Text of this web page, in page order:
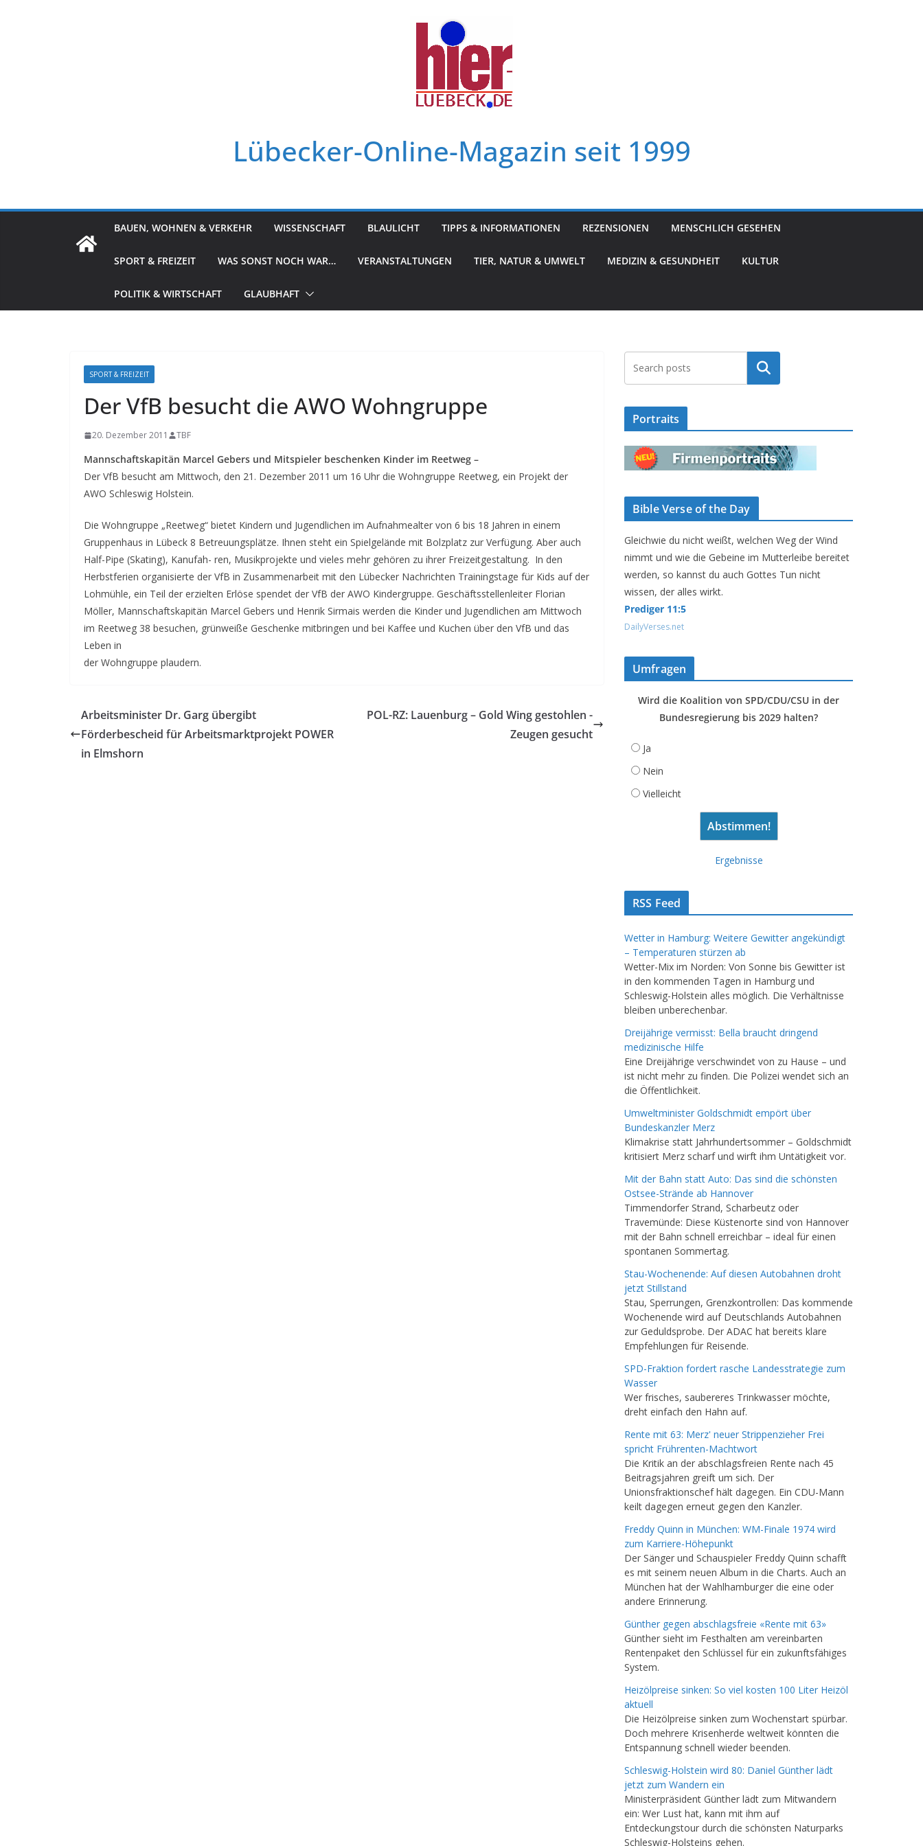
Lübecker-Online-Magazin seit 1999
BAUEN, WOHNEN & VERKEHR WISSENSCHAFT BLAULICHT TIPPS & INFORMATIONEN REZENSIONEN MENSCHLICH GESEHEN
SPORT & FREIZEIT WAS SONST NOCH WAR… VERANSTALTUNGEN TIER, NATUR & UMWELT MEDIZIN & GESUNDHEIT KULTUR
POLITIK & WIRTSCHAFT GLAUBHAFT
SPORT & FREIZEIT
Der VfB besucht die AWO Wohngruppe
20. Dezember 2011 TBF
Mannschaftskapitän Marcel Gebers und Mitspieler beschenken Kinder im Reetweg –
Der VfB besucht am Mittwoch, den 21. Dezember 2011 um 16 Uhr die Wohngruppe Reetweg, ein Projekt der
AWO Schleswig Holstein.
Die Wohngruppe „Reetweg“ bietet Kindern und Jugendlichen im Aufnahmealter von 6 bis 18 Jahren in einem
Gruppenhaus in Lübeck 8 Betreuungsplätze. Ihnen steht ein Spielgelände mit Bolzplatz zur Verfügung. Aber auch
Half-Pipe (Skating), Kanufah- ren, Musikprojekte und vieles mehr gehören zu ihrer Freizeitgestaltung. In den
Herbstferien organisierte der VfB in Zusammenarbeit mit den Lübecker Nachrichten Trainingstage für Kids auf der
Lohmühle, ein Teil der erzielten Erlöse spendet der VfB der AWO Kindergruppe. Geschäftsstellenleiter Florian
Möller, Mannschaftskapitän Marcel Gebers und Henrik Sirmais werden die Kinder und Jugendlichen am Mittwoch
im Reetweg 38 besuchen, grünweiße Geschenke mitbringen und bei Kaffee und Kuchen über den VfB und das
Leben in
der Wohngruppe plaudern.
Arbeitsminister Dr. Garg übergibt
Förderbescheid für Arbeitsmarktprojekt POWER
in Elmshorn
POL-RZ: Lauenburg – Gold Wing gestohlen -
Zeugen gesucht
Suchen
Portraits
Bible Verse of the Day
Gleichwie du nicht weißt, welchen Weg der Wind
nimmt und wie die Gebeine im Mutterleibe bereitet
werden, so kannst du auch Gottes Tun nicht
wissen, der alles wirkt.
Prediger 11:5
DailyVerses.net
Umfragen
Wird die Koalition von SPD/CDU/CSU in der
Bundesregierung bis 2029 halten?
Ja
Nein
Vielleicht
Ergebnisse
RSS Feed
Wetter in Hamburg: Weitere Gewitter angekündigt
– Temperaturen stürzen ab
Wetter-Mix im Norden: Von Sonne bis Gewitter ist
in den kommenden Tagen in Hamburg und
Schleswig-Holstein alles möglich. Die Verhältnisse
bleiben unberechenbar.
Dreijährige vermisst: Bella braucht dringend
medizinische Hilfe
Eine Dreijährige verschwindet von zu Hause – und
ist nicht mehr zu finden. Die Polizei wendet sich an
die Öffentlichkeit.
Umweltminister Goldschmidt empört über
Bundeskanzler Merz
Klimakrise statt Jahrhundertsommer – Goldschmidt
kritisiert Merz scharf und wirft ihm Untätigkeit vor.
Mit der Bahn statt Auto: Das sind die schönsten
Ostsee-Strände ab Hannover
Timmendorfer Strand, Scharbeutz oder
Travemünde: Diese Küstenorte sind von Hannover
mit der Bahn schnell erreichbar – ideal für einen
spontanen Sommertag.
Stau-Wochenende: Auf diesen Autobahnen droht
jetzt Stillstand
Stau, Sperrungen, Grenzkontrollen: Das kommende
Wochenende wird auf Deutschlands Autobahnen
zur Geduldsprobe. Der ADAC hat bereits klare
Empfehlungen für Reisende.
SPD-Fraktion fordert rasche Landesstrategie zum
Wasser
Wer frisches, saubereres Trinkwasser möchte,
dreht einfach den Hahn auf.
Rente mit 63: Merz' neuer Strippenzieher Frei
spricht Frührenten-Machtwort
Die Kritik an der abschlagsfreien Rente nach 45
Beitragsjahren greift um sich. Der
Unionsfraktionschef hält dagegen. Ein CDU-Mann
keilt dagegen erneut gegen den Kanzler.
Freddy Quinn in München: WM-Finale 1974 wird
zum Karriere-Höhepunkt
Der Sänger und Schauspieler Freddy Quinn schafft
es mit seinem neuen Album in die Charts. Auch an
München hat der Wahlhamburger die eine oder
andere Erinnerung.
Günther gegen abschlagsfreie «Rente mit 63»
Günther sieht im Festhalten am vereinbarten
Rentenpaket den Schlüssel für ein zukunftsfähiges
System.
Heizölpreise sinken: So viel kosten 100 Liter Heizöl
aktuell
Die Heizölpreise sinken zum Wochenstart spürbar.
Doch mehrere Krisenherde weltweit könnten die
Entspannung schnell wieder beenden.
Schleswig-Holstein wird 80: Daniel Günther lädt
jetzt zum Wandern ein
Ministerpräsident Günther lädt zum Mitwandern
ein: Wer Lust hat, kann mit ihm auf
Entdeckungstour durch die schönsten Naturparks
Schleswig-Holsteins gehen.